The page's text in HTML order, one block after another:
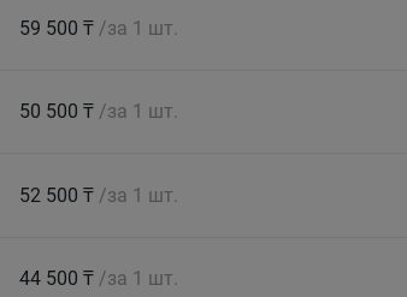
59 500 ₸ /за 1 шт.
50 500 ₸ /за 1 шт.
52 500 ₸ /за 1 шт.
44 500 ₸ /за 1 шт.